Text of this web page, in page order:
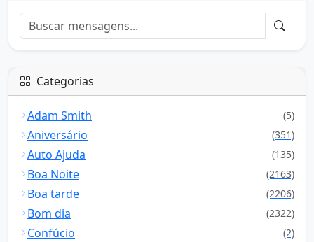
Categorias
Adam Smith (5)
Aniversário (351)
Auto Ajuda (135)
Boa Noite (2163)
Boa tarde (2206)
Bom dia (2322)
Confúcio (2)